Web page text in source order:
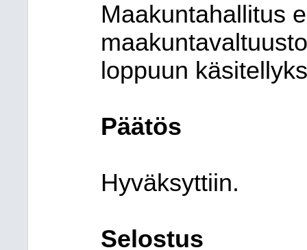
Maakuntahallitus
loppuun
Päätös
Hyväksyttiin.
Selostus